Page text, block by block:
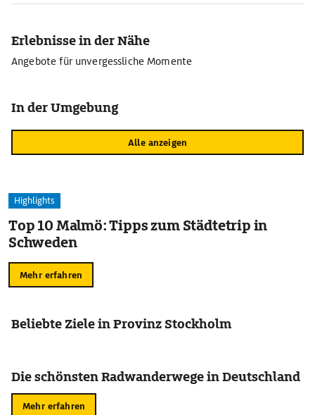
Erlebnisse in der Nähe
Angebote für unvergessliche Momente
In der Umgebung
Alle anzeigen
Highlights
Top 10 Malmö: Tipps zum Städtetrip in
Schweden
Mehr erfahren
Beliebte Ziele in Provinz Stockholm
Die schönsten Radwanderwege in Deutschland
Mehr erfahren